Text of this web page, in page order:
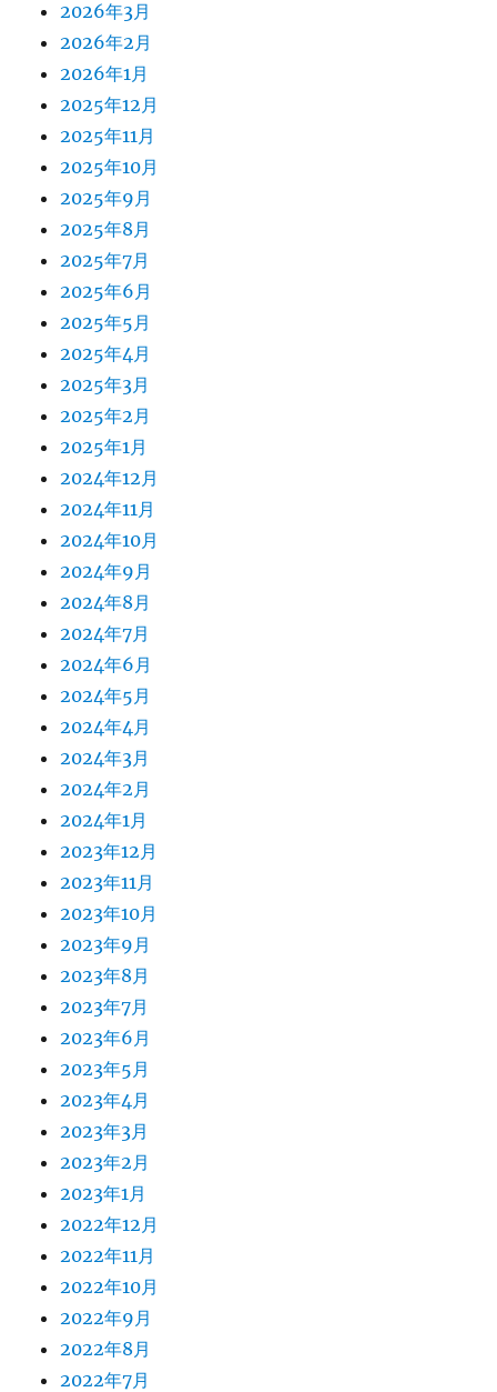
2026年3月
2026年2月
2026年1月
2025年12月
2025年11月
2025年10月
2025年9月
2025年8月
2025年7月
2025年6月
2025年5月
2025年4月
2025年3月
2025年2月
2025年1月
2024年12月
2024年11月
2024年10月
2024年9月
2024年8月
2024年7月
2024年6月
2024年5月
2024年4月
2024年3月
2024年2月
2024年1月
2023年12月
2023年11月
2023年10月
2023年9月
2023年8月
2023年7月
2023年6月
2023年5月
2023年4月
2023年3月
2023年2月
2023年1月
2022年12月
2022年11月
2022年10月
2022年9月
2022年8月
2022年7月